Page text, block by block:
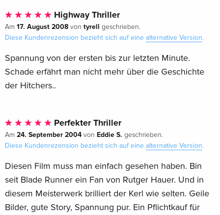
Highway Thriller
Am 17. August 2008 von tyrell geschrieben.
Diese Kundenrezension bezieht sich auf eine alternative Version.
Spannung von der ersten bis zur letzten Minute.
Schade erfährt man nicht mehr über die Geschichte
der Hitchers..
Perfekter Thriller
Am 24. September 2004 von Eddie S. geschrieben.
Diese Kundenrezension bezieht sich auf eine alternative Version.
Diesen Film muss man einfach gesehen haben. Bin
seit Blade Runner ein Fan von Rutger Hauer. Und in
diesem Meisterwerk brilliert der Kerl wie selten. Geile
Bilder, gute Story, Spannung pur. Ein Pflichtkauf für